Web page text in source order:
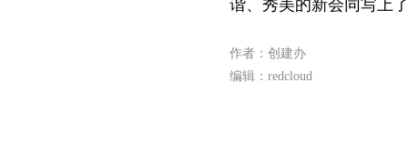
谐、秀美的新会同写上
作者：创建办
编辑：redcloud